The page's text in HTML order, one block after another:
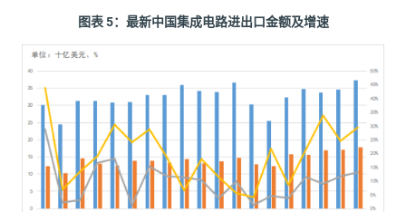
图表5：最新中国集成电路进出口金额及增速